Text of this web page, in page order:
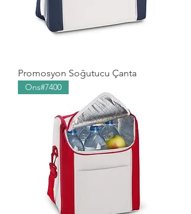
Promosyon Soğutucu Çanta
Ons#7400